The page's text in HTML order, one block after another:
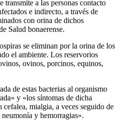
transmite a las personas contacto
e indirecto, a través de
con orina de dichos
Salud bonaerense.
se eliminan por la orina de los
el ambiente. Los reservorios
ovinos, porcinos, equinos,
de estas bacterias al organismo
y «los síntomas de dicha
mialgia, a veces seguido de
y hemorragias».